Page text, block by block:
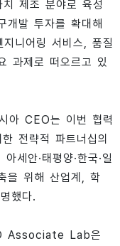
제조 분야로 육성
개발 투자를 확대해
니어링 서비스, 품질
과제로 떠오르고 있
아 CEO는 이번 협력
전략적 파트너십의
세안·태평양·한국·일
을 위해 산업계, 학
했다.
Associate Lab은